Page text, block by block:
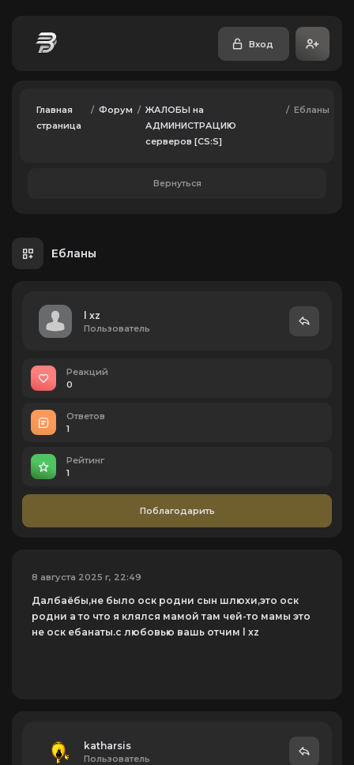
Вход
Главная
страница
/ Форум / ЖАЛОБЫ на
АДМИНИСТРАЦИЮ
серверов [CS:S]
/ Ебланы
Вернуться
Ебланы
l xz
Пользователь
Реакций
0
Ответов
1
Рейтинг
1
Поблагодарить
8 августа 2025 г, 22:49
Далбаёбы,не было оск родни сын шлюхи,это оск
родни а то что я клялся мамой там чей-то мамы это
не оск ебанаты.с любовью вашь отчим l xz
katharsis
Пользователь